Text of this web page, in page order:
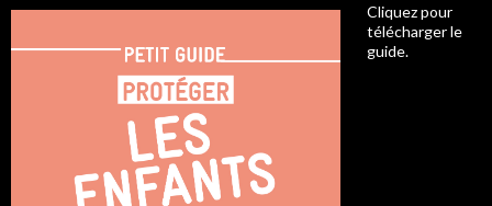
Cliquez pour
télécharger le
guide.